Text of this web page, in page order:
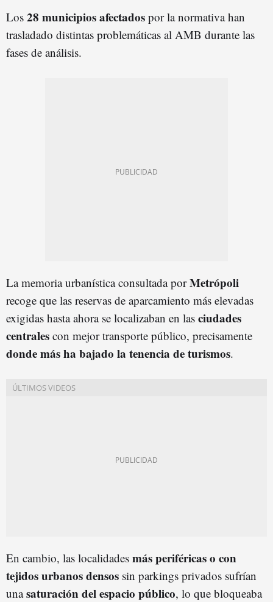
Los 28 municipios afectados por la normativa han
trasladado distintas problemáticas al AMB durante las
fases de análisis.
La memoria urbanística consultada porMetrópoli
recoge que las reservas de aparcamiento más elevadas
exigidas hasta ahora se localizaban en las ciudades
centrales con mejor transporte público, precisamente
donde más ha bajado la tenencia de turismos.
En cambio, las localidades más periféricas o con
tejidos urbanos densos sin parkings privados sufrían
unasaturación del espacio público, lo que bloqueaba